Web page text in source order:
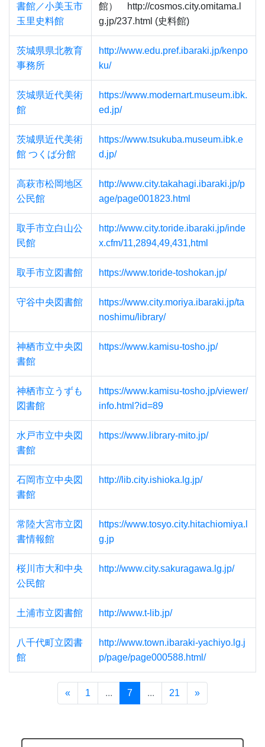
書館／小美玉市
玉里史料館
館） http://cosmos.city.omitama.l
g.jp/237.html (史料館)
茨城県県北教育
事務所
http://www.edu.pref.ibaraki.jp/kenpo
ku/
茨城県近代美術
館
https://www.modernart.museum.ibk.
ed.jp/
茨城県近代美術
館 つくば分館
https://www.tsukuba.museum.ibk.e
d.jp/
高萩市松岡地区
公民館
http://www.city.takahagi.ibaraki.jp/p
age/page001823.html
取手市立白山公
民館
http://www.city.toride.ibaraki.jp/inde
x.cfm/11,2894,49,431,html
取手市立図書館 https://www.toride-toshokan.jp/
守谷中央図書館
https://www.city.moriya.ibaraki.jp/ta
noshimu/library/
神栖市立中央図
書館
https://www.kamisu-tosho.jp/
神栖市立うずも
図書館
https://www.kamisu-tosho.jp/viewer/
info.html?id=89
水戸市立中央図
書館
https://www.library-mito.jp/
石岡市立中央図
書館
http://lib.city.ishioka.lg.jp/
常陸大宮市立図
書情報館
https://www.tosyo.city.hitachiomiya.l
g.jp
桜川市大和中央
公民館
http://www.city.sakuragawa.lg.jp/
土浦市立図書館 http://www.t-lib.jp/
八千代町立図書
館
http://www.town.ibaraki-yachiyo.lg.j
p/page/page000588.html/
« 1 ... 7 ... 21 »